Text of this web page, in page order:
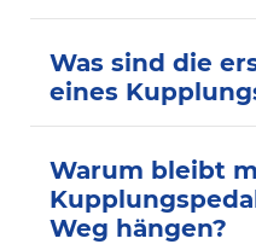
Was sind die
eines
Warum bleibt
Weg hängen?